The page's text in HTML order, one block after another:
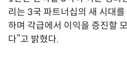
리는 3국 파트너십의 새 시대
하며 각급에서 이익을 증진할
다”고 밝혔다.